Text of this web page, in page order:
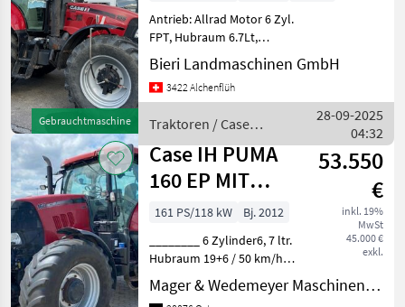
Gebrauchtmaschine
Antrieb: Allrad Motor 6 Zyl.
FPT, Hubraum 6.7Lt,
Nennleistung 160PS max.,
Max-Leistung 178PS
Bereifung 540/65R30
Reifendruck-Regelanlage
Str
Bieri Landmaschinen GmbH
3422 Alchenflüh
Traktoren / Case
IH
28-09-2025
04:32
Case IH PUMA
160 EP MIT
FRONTZAPFWELLE
53.550
€
inkl. 19%
MwSt
45.000 €
exkl.
161 PS/118 kW
Bj. 2012
________ 6 Zylinder6, 7 ltr.
Hubraum 19+6 / 50 km/h
Full Powershift
540/540E/1000 U/min
Mager & Wedemeyer Maschinenvertrieb GmbH & Co. KG